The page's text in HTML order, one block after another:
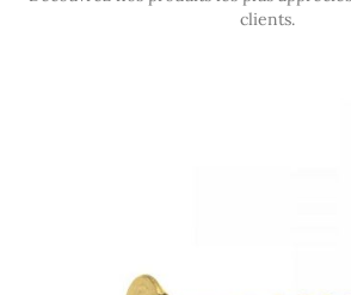
clients.